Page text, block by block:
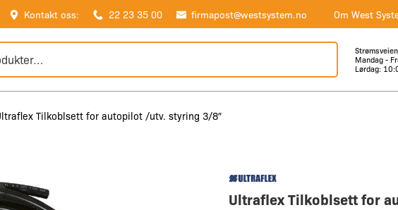
Kontakt oss: 22 23 35 00 firmapost@westsystem.no Om West
Mandag -
Lørdag:
Tilkoblsett for autopilot /utv. styring 3/8″
Ultraflex Tilkoblsett for